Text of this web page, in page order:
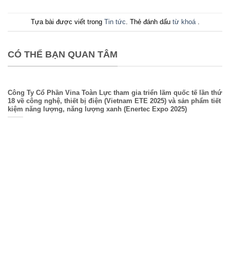
Tựa bài được viết trong Tin tức . Thẻ đánh dấu từ khoá
CÓ THỂ BẠN QUAN TÂM
Công Ty Cổ Phần Vina Toàn Lực tham gia triển lãm quốc tế lần thứ
18 về công nghệ, thiết bị điện (Vietnam ETE 2025) và sản phẩm tiết
kiệm năng lượng, năng lượng xanh (Enertec Expo 2025)